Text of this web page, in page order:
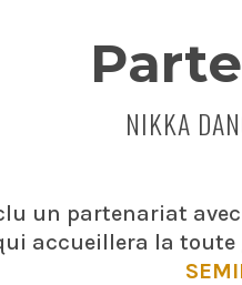
NIKKA
un partenariat avec
accueillera la